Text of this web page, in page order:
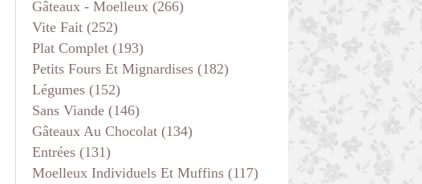
Gâteaux - Moelleux (266)
Vite Fait (252)
Plat Complet (193)
Petits Fours Et Mignardises (182)
Légumes (152)
Sans Viande (146)
Gâteaux Au Chocolat (134)
Entrées (131)
Moelleux Individuels Et Muffins (117)